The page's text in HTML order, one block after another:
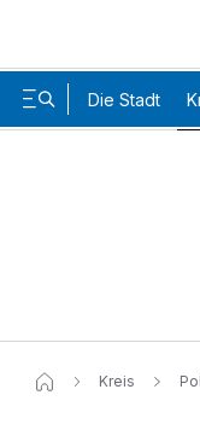
Die Stadt
Kreis